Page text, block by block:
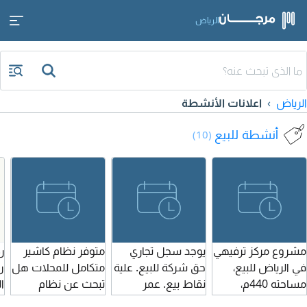
الرياض
الرياض اعلانات الأنشطة
أنشطة للبيع (10)
مشروع مركز ترفيهي
في الرياض للبيع،
مساحته 440م،
يحتوي على ألعاب
يوجد سجل تجاري
حق شركة للبيع. علية
نقاط بيع. عمر
السجل سنتين.
متوفر نظام كاشير
متكامل للمحلات هل
تبحث عن نظام
كاشير عملي وسهل